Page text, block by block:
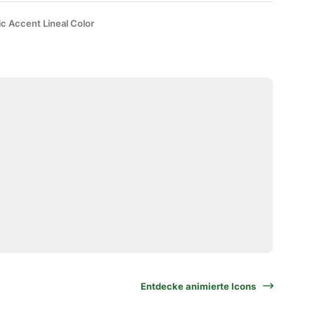
Accent Lineal Color
Entdecke animierte Icons